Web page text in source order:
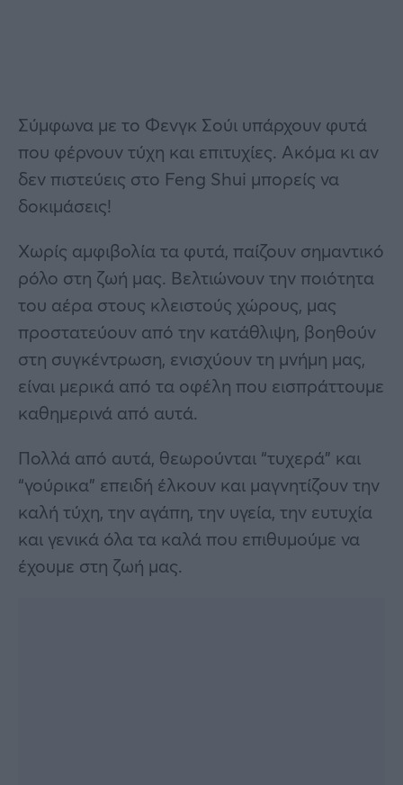
Σύμφωνα με το Φενγκ Σούι υπάρχουν φυτά
που φέρνουν τύχη και επιτυχίες. Ακόμα κι αν
δεν πιστεύεις στο Feng Shui μπορείς να
δοκιμάσεις!
Χωρίς αμφιβολία τα φυτά, παίζουν σημαντικό
ρόλο στη ζωή μας. Βελτιώνουν την ποιότητα
του αέρα στους κλειστούς χώρους, μας
προστατεύουν από την κατάθλιψη, βοηθούν
στη συγκέντρωση, ενισχύουν τη μνήμη μας,
είναι μερικά από τα οφέλη που εισπράττουμε
καθημερινά από αυτά.
Πολλά από αυτά, θεωρούνται “τυχερά” και
“γούρικα” επειδή έλκουν και μαγνητίζουν την
καλή τύχη, την αγάπη, την υγεία, την ευτυχία
και γενικά όλα τα καλά που επιθυμούμε να
έχουμε στη ζωή μας.